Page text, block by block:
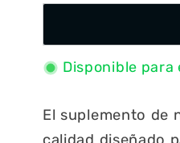
Disponible
El suplemento de